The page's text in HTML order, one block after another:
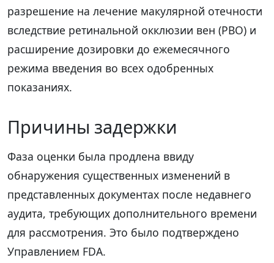
разрешение на лечение макулярной отечности
вследствие ретинальной окклюзии вен (РВО) и
расширение дозировки до ежемесячного
режима введения во всех одобренных
показаниях.
Причины задержки
Фаза оценки была продлена ввиду
обнаружения существенных изменений в
представленных документах после недавнего
аудита, требующих дополнительного времени
для рассмотрения. Это было подтверждено
Управлением FDA.